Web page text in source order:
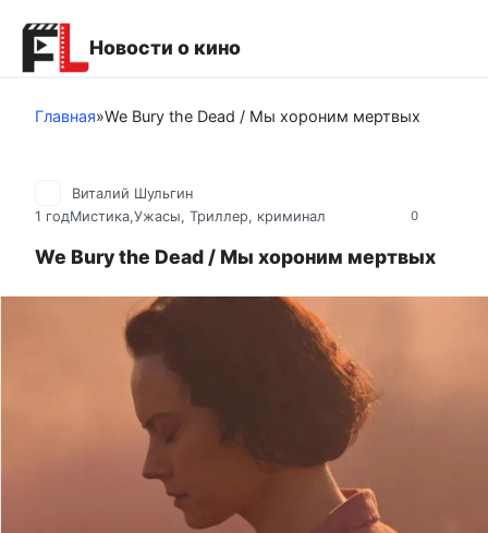
контенту
Новости о кино
Главная»We Bury the Dead / Мы хороним мертвых
0
Виталий Шульгин
1 годМистика,Ужасы, Триллер, криминал
We Bury the Dead / Мы хороним мертвых